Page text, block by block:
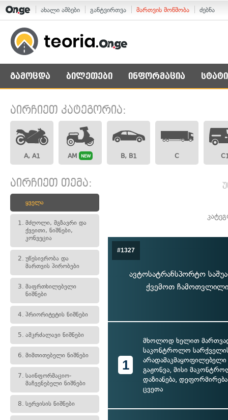
ახალი ამბები განტვირთვა მართვის მოწმობა ძებნა
გამოცდა ბილეთები ინფორმაცია
აირჩიეთ კატეგორია:
A, A1 AM NEW B, B1 C
აირჩიეთ თემა:
ყველა
1. მძღოლი, მგზავრი და
ქვეითი, ნიშნები,
კონვეცია
2. უწესივრობა და
მართვის პირობები
3. მაფრთხილებელი
ნიშნები
4. პრიორიტეტის ნიშნები
5. ამკრძალავი ნიშნები
6. მიმთითებელი ნიშნები
7. საინფორმაციო-
მაჩვენებელი ნიშნები
8. სერვისის ნიშნები
#1327
ავტოსატრანსპორტო
ქვემოთ ჩამოთვლილი
1
მხოლოდ ხელით
საკონტროლო
არადამაკმაყოფილებელი
გაჟონვა, მისი
დაზიანება,
ცვეთა